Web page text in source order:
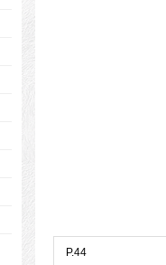
P.44